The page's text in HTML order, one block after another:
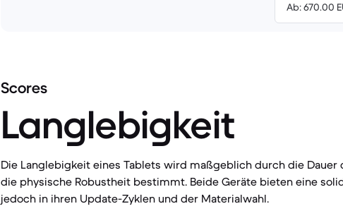
Ab: 670.00
Scores
Langlebigkeit
Die Langlebigkeit eines Tablets wird maßgeblich durch die
die physische Robustheit bestimmt. Beide Geräte bieten eine
jedoch in ihren Update-Zyklen und der Materialwahl.